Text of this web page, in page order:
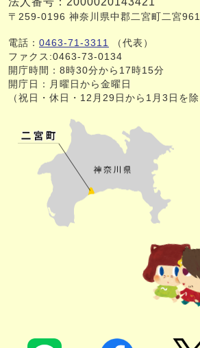
〒259-0196 神奈川県中郡二宮町二宮
電話： 0463-71-3311
（代表）
ファクス:0463-73-0134
開庁時間：8時30分から17時15分
開庁日：月曜日から金曜日
（祝日・休日・12月29日から1月3日を除